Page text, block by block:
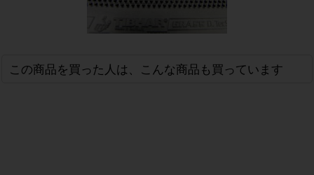
この商品を買った人は、こんな商品も買っています